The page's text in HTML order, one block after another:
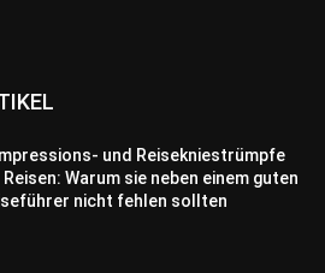
und Reisekniestrümpfe
Warum sie neben einem guten
nicht fehlen sollten